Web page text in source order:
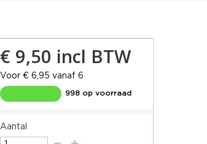
€ 9,50 incl BTW
Voor € 6,95 vanaf 6
998 op voorraad
Aantal